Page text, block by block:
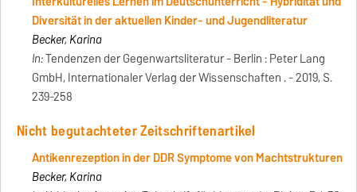
Diversität in der aktuellen Kinder- und Jugendliteratur
Becker, Karina
In:Tendenzen der Gegenwartsliteratur - Berlin : Peter Lang
GmbH, Internationaler Verlag der Wissenschaften . - 2019, S.
239-258
Nicht begutachteter Zeitschriftenartikel
Antikenrezeption in der DDR Symptome von Machtstrukturen
Becker, Karina